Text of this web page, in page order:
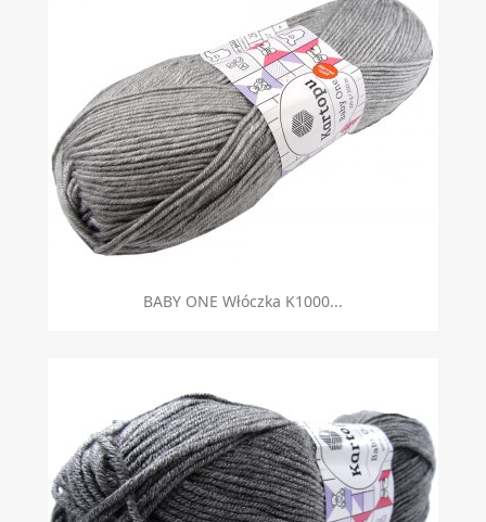
BABY ONE Włóczka K1000...